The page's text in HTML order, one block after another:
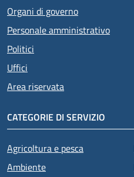
Organi di governo
Personale amministrativo
Politici
Uffici
Area riservata
CATEGORIE DI SERVIZIO
Agricoltura e pesca
Ambiente